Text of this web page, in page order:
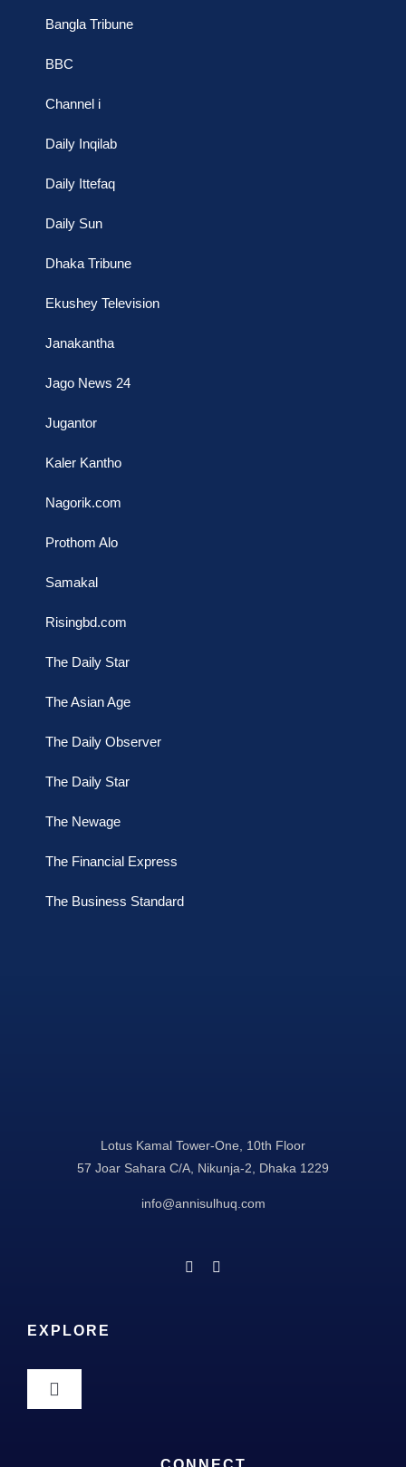
Bangla Tribune
BBC
Channel i
Daily Inqilab
Daily Ittefaq
Daily Sun
Dhaka Tribune
Ekushey Television
Janakantha
Jago News 24
Jugantor
Kaler Kantho
Nagorik.com
Prothom Alo
Samakal
Risingbd.com
The Daily Star
The Asian Age
The Daily Observer
The Daily Star
The Newage
The Financial Express
The Business Standard
EXPLORE
Toggle
Lotus Kamal Tower-One, 10th Floor
57 Joar Sahara C/A, Nikunja-2, Dhaka 1229
info@annisulhuq.com